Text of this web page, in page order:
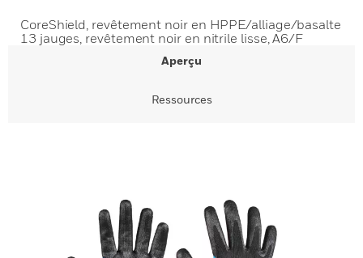
CoreShield, revêtement noir en HPPE/alliage/basalte
13 jauges, revêtement noir en nitrile lisse, A6/F
Aperçu
Ressources